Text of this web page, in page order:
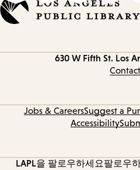
630 W Fifth St. Los
Jobs & CareersSuggest a
Accessibility
LAPL을 팔로우하세요팔로우